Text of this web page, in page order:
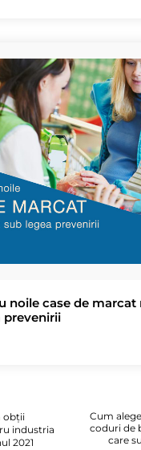
noile case de marcat
prevenirii
obții
industria
2021
Cum
coduri de
care